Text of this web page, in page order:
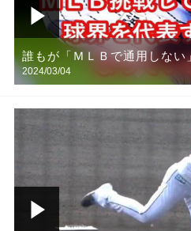
誰もが「ＭＬＢで通用しな
行挑戦し案の定１勝も出来ず
2024/03/04